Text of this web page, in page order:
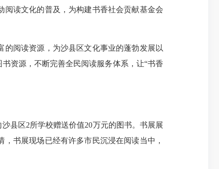
读文化的普及，为构建书香社会贡献基金会
阅读资源，为沙县区文化事业的蓬勃发展以
资源，不断完善全民阅读服务体系，让“书香
区2所学校赠送价值20万元的图书。书展展
书展现场已经有许多市民沉浸在阅读当中，